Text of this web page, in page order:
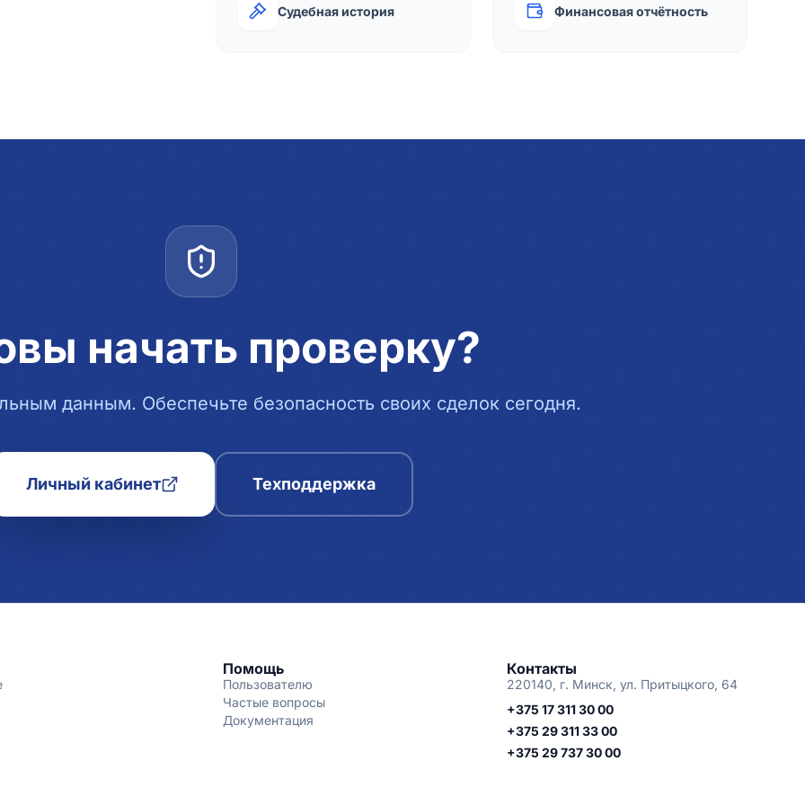
Судебная история Финансовая отчётность
начать проверку?
данным. Обеспечьте безопасность своих сделок сегодня.
Личный кабинет Техподдержка
Помощь
Пользователю
Частые вопросы
Документация
Контакты
220140, г. Минск, ул. Притыцкого, 64
+375 17 311 30 00
+375 29 311 33 00
+375 29 737 30 00